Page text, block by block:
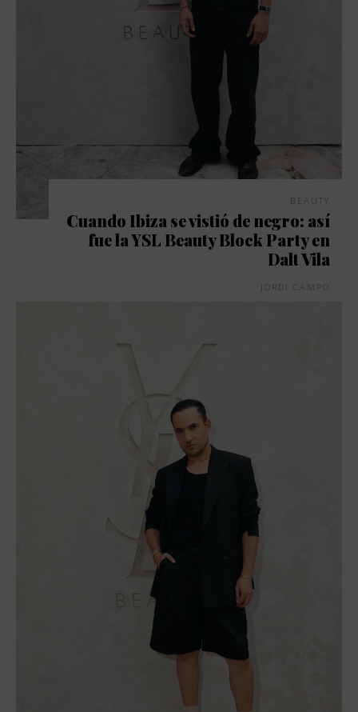
BEAUTY
Cuando Ibiza se vistió de negro: así
fue la YSL Beauty Block Party en
Dalt Vila
JORDI CAMPO